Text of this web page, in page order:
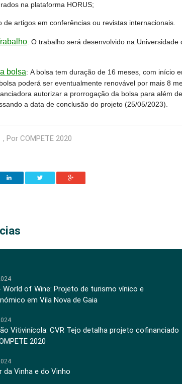
na plataforma HORUS;
de artigos em conferências ou revistas internacionais.
:O trabalho será desenvolvido na Universidade
bolsa:A bolsa tem duração de 16 meses, com início
poderá ser eventualmente renovável por mais 8
autorizar a prorrogação da bolsa para além
a data de conclusão do projeto (25/05/2023).
Por COMPETE 2020
World of Wine: Projeto de turismo vínico e
em Vila Nova de Gaia
Vitivinícola: CVR Tejo detalha projeto cofinanciado
2020
da Vinha e do Vinho